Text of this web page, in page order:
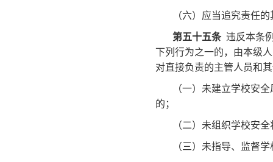
（六）应当追究责任
第五十五条违反本条
下列行为之一的，由本级
对直接负责的主管人员和
（一）未建立学校安
的；
（二）未组织学校安
（三）未指导、监督